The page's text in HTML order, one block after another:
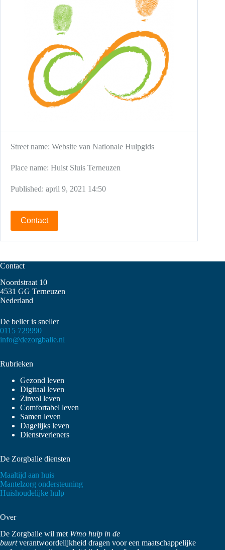
Street name: Website van Nationale Hulpgids
Place name: Hulst Sluis Terneuzen
Published: april 9, 2021 14:50
Contact
Contact
Noordstraat 10
4531 GG Terneuzen
Nederland
De beller is sneller
0115 729990
info@dezorgbalie.nl
Rubrieken
Gezond leven
Digitaal leven
Zinvol leven
Comfortabel leven
Samen leven
Dagelijks leven
Dienstverleners
De Zorgbalie diensten
Maaltijd aan huis
Mantelzorg ondersteuning
Huishoudelijke hulp
Over
De Zorgbalie wil met Wmo hulp in de
buurtverantwoordelijkheid dragen voor een maatschappelijke